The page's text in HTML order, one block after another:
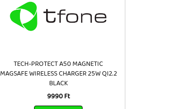
TECH-PROTECT A50 MAGNETIC
MAGSAFE WIRELESS CHARGER 25W QI2.2
BLACK
9990 Ft